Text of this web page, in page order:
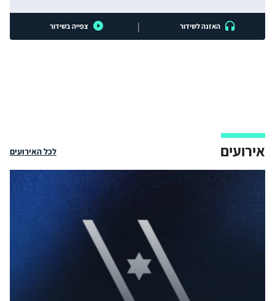
האזנה לשידור | צפייה בשידור
אירועים לכל האירועים